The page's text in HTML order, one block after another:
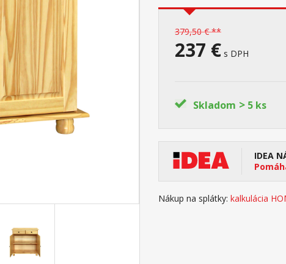
379,50 € **
237 € s DPH
Skladom > 5 ks
IDEA
Nákup na splátky: kalkulácia